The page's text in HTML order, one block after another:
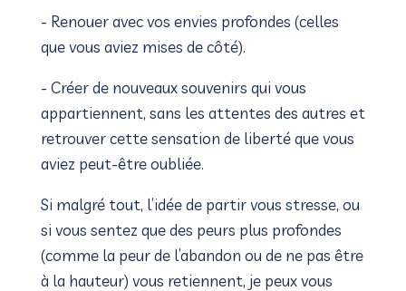
- Renouer avec vos envies profondes (celles
que vous aviez mises de côté).
- Créer de nouveaux souvenirs qui vous
appartiennent, sans les attentes des autres et
retrouver cette sensation de liberté que vous
aviez peut-être oubliée.
Si malgré tout, l’idée de partir vous stresse, ou
si vous sentez que des peurs plus profondes
(comme la peur de l’abandon ou de ne pas être
à la hauteur) vous retiennent, je peux vous